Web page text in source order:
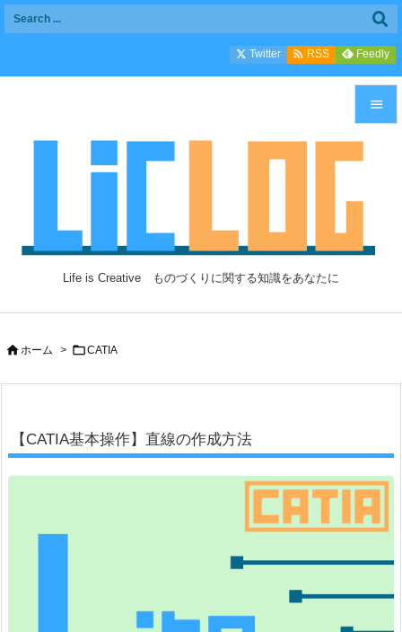
Life is Creative ものづくりに関する知識をあなたに

前へ

Twitter  RSS Feedly
ホーム > CATIA
【CATIA基本操作】直線の作成方法